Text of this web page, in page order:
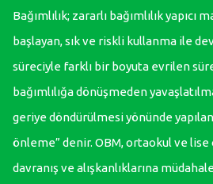
Bağımlılık; zararlı bağımlılık yapıcı
başlayan, sık ve riskli kullanma ile
süreciyle farklı bir boyuta evrilen
bağımlılığa dönüşmeden
geriye döndürülmesi yönünde
önleme” denir. OBM, ortaokul ve
davranış ve alışkanlıklarına